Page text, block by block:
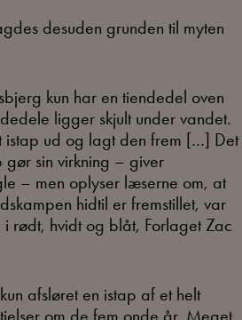
desuden grunden til myten
kun har en tiendedel oven
ligger skjult under vandet.
istap ud og lagt den frem […] Det
gør sin virkning – giver
– men oplyser læserne om, at
hidtil er fremstillet, var
i rødt, hvidt og blåt, Forlaget Zac
afsløret en istap af et helt
om de fem onde år. Meget